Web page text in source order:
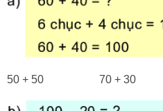
50 + 50 70 + 30